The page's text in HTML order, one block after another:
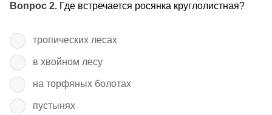
Вопрос 2. Где встречается росянка круглолистная?
тропических лесах
в хвойном лесу
на торфяных болотах
пустынях